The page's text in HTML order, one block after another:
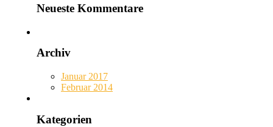
Neueste Kommentare
Archiv
Januar 2017
Februar 2014
Kategorien